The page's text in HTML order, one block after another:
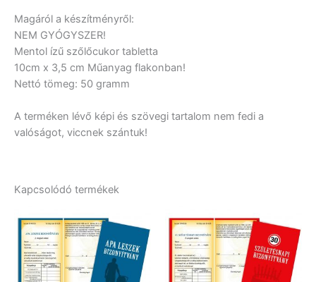
Magáról a készítményről:
NEM GYÓGYSZER!
Mentol ízű szőlőcukor tabletta
10cm x 3,5 cm Műanyag flakonban!
Nettó tömeg: 50 gramm
A terméken lévő képi és szövegi tartalom nem fedi a
valóságot, viccnek szántuk!
Kapcsolódó termékek